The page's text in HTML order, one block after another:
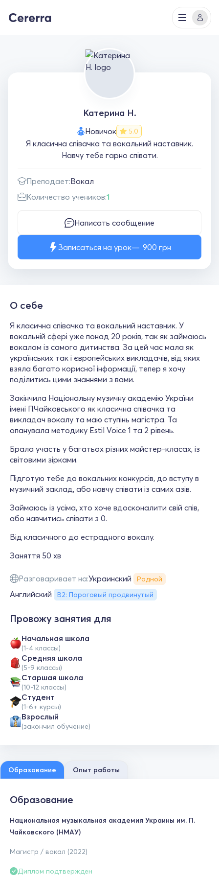
Катерина Н.
Новичок 5.0
Я класична співачка та вокальний наставник.
Навчу тебе гарно співати.
Преподает:Вокал
Количество учеников:1
Написать сообщение
Записаться на урок 900 грн
О себе
Я класична співачка та вокальний наставник. У
вокальній сфері уже понад 20 років, так як займаюсь
вокалом із самого дитинства. За цей час мала як
українських так і європейських викладачів, від яких
взяла багато корисної інформації, тепер я хочу
поділитись цими знаннями з вами.
Закінчила Національну музичну академію України
імені П.Чайковського як класична співачка та
викладач вокалу та маю ступінь магістра. Та
опанувала методику Estil Voice 1 та 2 рівень.
Брала участь у багатьох різних майстер-класах, із
світовими зірками.
Підготую тебе до вокальних конкурсів, до вступу в
музичний заклад, або навчу співати із самих азів.
Займаюсь із усіма, хто хоче вдосконалити свій спів,
або навчитись співати з 0.
Від класичного до естрадного вокалу.
Заняття 50 хв
Разговаривает на:Украинский Родной
Английский B2: Пороговый продвинутый
Провожу занятия для
Начальная школа
(1-4 классы)
Средняя школа
(5-9 классы)
Cтаршая школа
(10-12 классы)
Студент
(1-6+ курсы)
Взрослый
(закончил обучение)
Образование Опыт работы
Образование
Национальная музыкальная академия Украины им. П.
Чайковского (НМАУ)
Магистр / вокал (2022)
Диплом подтвержден